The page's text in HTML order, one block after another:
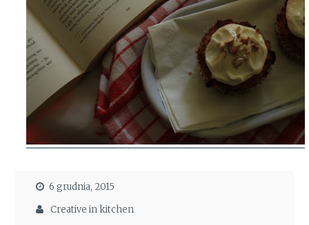
6 grudnia, 2015
Creative in kitchen